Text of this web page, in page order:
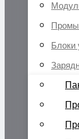
Блоки